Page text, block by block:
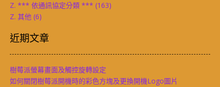
Z. *** 依通訊協定分類 *** (163)
Z. 其他 (6)
近期文章
樹莓派螢幕畫面及觸控旋轉設定
如何關閉樹莓派開機時的彩色方塊及更換開機Logo圖片